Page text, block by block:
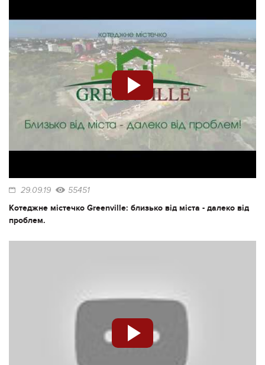
29.09.19 55451
Котеджне містечко Greenville: близько від міста - далеко від
проблем.